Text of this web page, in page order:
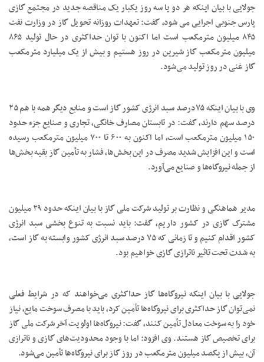
جولایی با بیان اینکه هر دو یا سه روز یکبار یک مناقصه جدید در مجتمع گازی
پارس جنوبی اجرایی می شود، گفت: تعهدات روزانه تحویل گاز در وزارت نفت
۸۴۵ میلیون مترمکعب است اما اکنون با توان حداکثری در حال تولید ۸۶۵
میلیون مترمکعب گاز شیرین در روز هستیم و بیش از یک میلیارد مترمکعب
گاز غنی در روز تولید می‌شود.
وی با بیان اینکه ۷۵درصد سبد انرژی کشور گاز است و منابع دیگر همه با هم ۲۵
درصد سهم دارند، گفت: در تابستان مصارف خانگی، تجاری و صنایع جزء حدود
۱۵۰ میلیون مترمکعب است، اما اکنون به ۶۰۰ تا ۷۰۰ میلیون مترمکعب رسیده
است و این افزایش شدید مصرف در این بخش‌ها، فشار به تأمین گاز بقیه بخش‌ها
از جمله نیروگاه‌ها و صنایع می‌آورد.
مدیر هماهنگی و نظارت بر تولید شرکت ملی گاز با بیان اینکه حدود ۲۹ میلیون
مشترک گازی در کشور داریم، گفت: باید نسبت به تنوع بخشی سبد انرژی
کشور اقدام کنیم و تا زمانی که ۷۵ درصد سبد انرژی کشور وابسته به گاز است،
به شدت تحت تاثیر ناترازی گازی خواهیم بود.
جولایی با بیان اینکه نیروگاه‌ها گاز حداکثری می‌خواهند که در شرایط فعلی
نمی‌توان گاز حداکثری برای نیروگاه‌ها تأمین کرد، باید با مصرف سوخت مایع، نیاز
خود را به سوخت معادل تأمین کنند، گفت: نیروگاه‌ها اولویت آخر شرکت ملی گاز
برای تخصیص گاز هستند. وی افزود: اما با وجود محدودیت‌های گازی و ناترازی
آن، بیش از یکصد میلیون مترمکعب در روز گاز برای نیروگاه‌ها تأمین می‌شود.